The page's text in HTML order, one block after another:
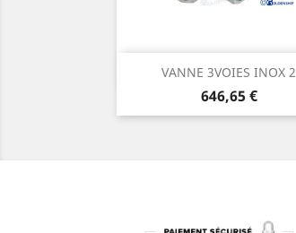
VANNE 3VOIES INOX 2
Prix
646,65 €
Aperçu rapide